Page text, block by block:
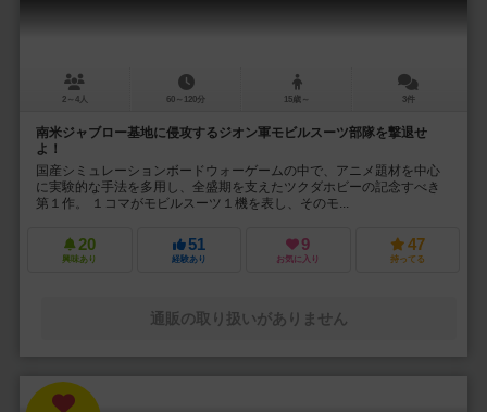
2～4人 60～120分 15歳～ 3件
南米ジャブロー基地に侵攻するジオン軍モビルスーツ部隊を撃退せ
よ！
国産シミュレーションボードウォーゲームの中で、アニメ題材を中心
に実験的な手法を多用し、全盛期を支えたツクダホビーの記念すべき
第１作。 １コマがモビルスーツ１機を表し、そのモ...
20
興味あり
51
経験あり
9
お気に入り
47
持ってる
通販の取り扱いがありません